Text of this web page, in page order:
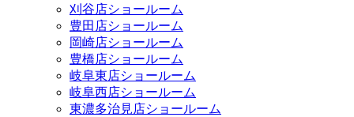
刈谷店ショールーム
豊田店ショールーム
岡崎店ショールーム
豊橋店ショールーム
岐阜東店ショールーム
岐阜西店ショールーム
東濃多治見店ショールーム